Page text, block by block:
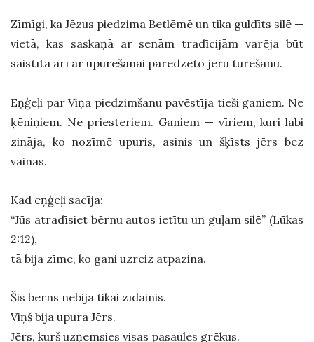
Zīmīgi, ka Jēzus piedzima Betlēmē un tika guldīts silē —
vietā, kas saskaņā ar senām tradīcijām varēja būt
saistīta arī ar upurēšanai paredzēto jēru turēšanu.
Eņģeļi par Viņa piedzimšanu pavēstīja tieši ganiem. Ne
ķēniņiem. Ne priesteriem. Ganiem — vīriem, kuri labi
zināja, ko nozīmē upuris, asinis un šķīsts jērs bez
vainas.
Kad eņģeļi sacīja:
“Jūs atradīsiet bērnu autos ietītu un guļam silē” (Lūkas
2:12),
tā bija zīme, ko gani uzreiz atpazina.
Šis bērns nebija tikai zīdainis.
Viņš bija upura Jērs.
Jērs, kurš uzņemsies visas pasaules grēkus.